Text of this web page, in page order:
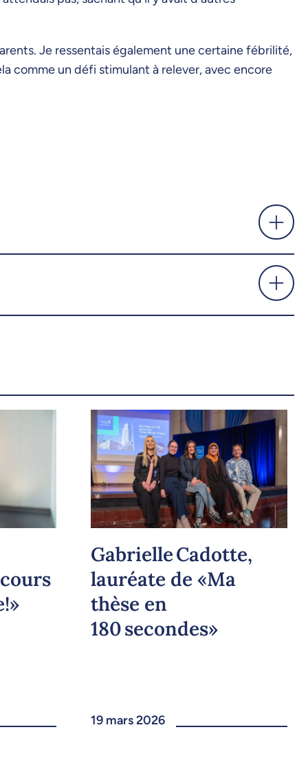
Je ressentais également une certaine fébrilité,
comme un défi stimulant à relever, avec encore
Gabrielle Cadotte,
lauréate de «Ma
thèse en
180 secondes»
19 mars 2026